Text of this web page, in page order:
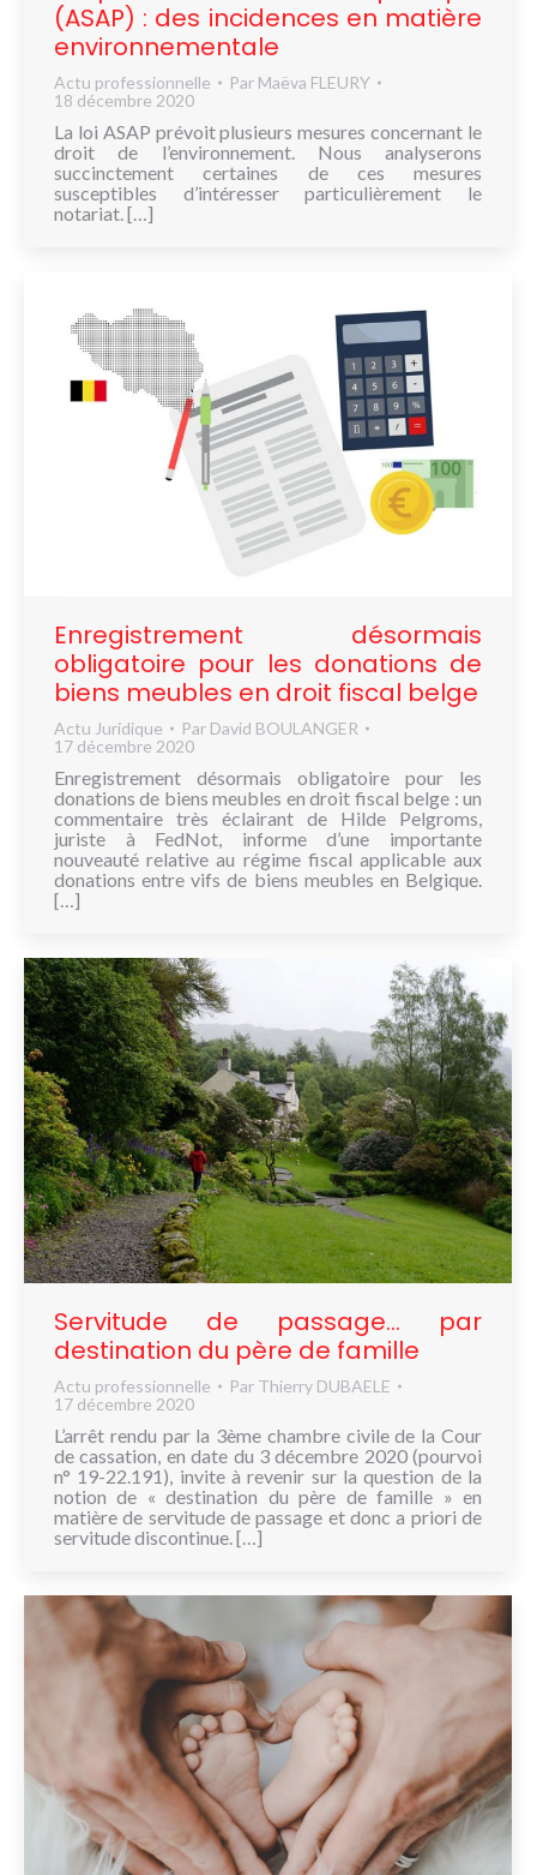
(ASAP) : des incidences en matière
environnementale
Actu professionnelle Par Maëva FLEURY
18 décembre 2020
La loi ASAP prévoit plusieurs mesures concernant le
droit de l’environnement. Nous analyserons
succinctement certaines de ces mesures
susceptibles d’intéresser particulièrement le
notariat. […]
Enregistrement désormais
obligatoire pour les donations de
biens meubles en droit fiscal belge
Actu Juridique Par David BOULANGER
17 décembre 2020
Enregistrement désormais obligatoire pour les
donations de biens meubles en droit fiscal belge : un
commentaire très éclairant de Hilde Pelgroms,
juriste à FedNot, informe d’une importante
nouveauté relative au régime fiscal applicable aux
donations entre vifs de biens meubles en Belgique.
[…]
Servitude de passage… par
destination du père de famille
Actu professionnelle Par Thierry DUBAELE
17 décembre 2020
L’arrêt rendu par la 3ème chambre civile de la Cour
de cassation, en date du 3 décembre 2020 (pourvoi
n° 19-22.191), invite à revenir sur la question de la
notion de « destination du père de famille » en
matière de servitude de passage et donc a priori de
servitude discontinue. […]